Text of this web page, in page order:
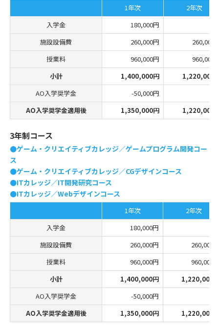
1年次
2年次
入学金
180,000円
施設設備費
260,000円
260,000
授業料
960,000円
960,000
小計
1,400,000円
1,220,000
AO入学奨学金
-50,000円
AO入学奨学金適用後
1,350,000円 1,220,000
3年制コース
●ゲーム・クリエイティブカレッジ／ゲームプログラム開発コー
ス
●ゲーム・クリエイティブカレッジ／CGデザインコース
●ITカレッジ／IT開発研究コース
●ITカレッジ／Webデザインコース
1年次
2年次
入学金
180,000円
施設設備費
260,000円
260,000
授業料
960,000円
960,000
小計
1,400,000円
1,220,000
AO入学奨学金
-50,000円
AO入学奨学金適用後
1,350,000円 1,220,000